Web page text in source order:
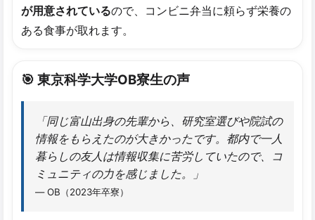
が用意されているので、コンビニ弁当に頼らず栄養の
ある食事が取れます。
🎯 東京科学大学OB寮生の​声
「同じ富山出身の先輩から、研究室選びや院試の
情報をもらえたのが大きかったです。都内で一人
暮らしの友人は情報収集に苦労していたので、コ
ミュニティの力を感じました。」
— OB（2023年卒寮）